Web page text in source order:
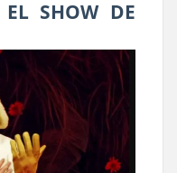
SHOW DE